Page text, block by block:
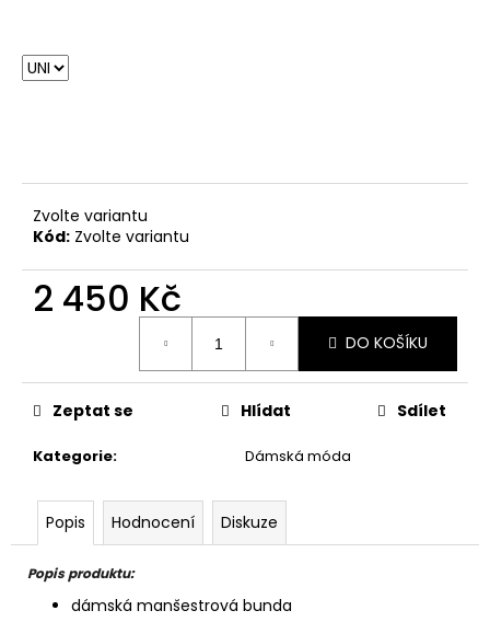
Zvolte variantu
Kód: Zvolte variantu
2 450 Kč
DO KOŠÍKU
Kategorie: Dámská móda
Zeptat se Hlídat Sdílet
Popis Hodnocení Diskuze
Popis produktu:
dámská manšestrová bunda